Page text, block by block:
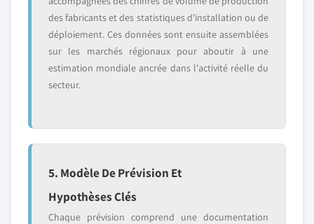
des fabricants et des statistiques d'installation ou de
déploiement. Ces données sont ensuite assemblées
sur les marchés régionaux pour aboutir à une
estimation mondiale ancrée dans l'activité réelle du
secteur.
5. Modèle De Prévision Et
Hypothèses Clés
Chaque prévision comprend une documentation